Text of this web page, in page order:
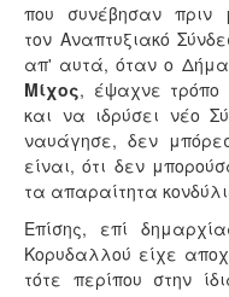
που συνέβησαν πριν
τον Αναπτυξιακό
απ' αυτά, όταν ο
Μίχος, έψαχνε
και να ιδρύσει νέο
ναυάγησε, δεν
είναι, ότι δεν
τα απαραίτητα
Επίσης, επί
Κορυδαλλού είχε
τότε περίπου στην